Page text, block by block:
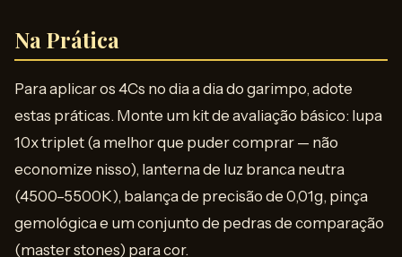
Na Prática
Para aplicar os 4Cs no dia a dia do garimpo, adote
estas práticas. Monte um kit de avaliação básico: lupa
10x triplet (a melhor que puder comprar — não
economize nisso), lanterna de luz branca neutra
(4500–5500K), balança de precisão de 0,01g, pinça
gemológica e um conjunto de pedras de comparação
(master stones) para cor.